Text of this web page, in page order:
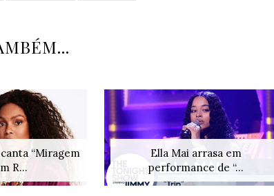
“Miragem
R...
Ella Mai arrasa em
performance de “...